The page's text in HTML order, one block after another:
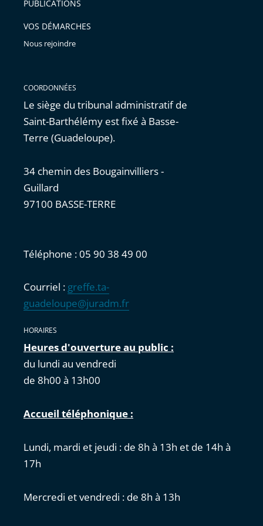
avant
PUBLICATIONS
VOS DÉMARCHES
Nous rejoindre
COORDONNÉES
Le siège du tribunal administratif de
Saint-Barthélémy est fixé à Basse-
Terre (Guadeloupe).
34 chemin des Bougainvilliers -
Guillard
97100 BASSE-TERRE
Téléphone : 05 90 38 49 00
Courriel : greffe.ta-
guadeloupe@juradm.fr
HORAIRES
Heures d'ouverture au public :
du lundi au vendredi
de 8h00 à 13h00
Accueil téléphonique :
Lundi, mardi et jeudi : de 8h à 13h et de 14h à
17h
Mercredi et vendredi : de 8h à 13h